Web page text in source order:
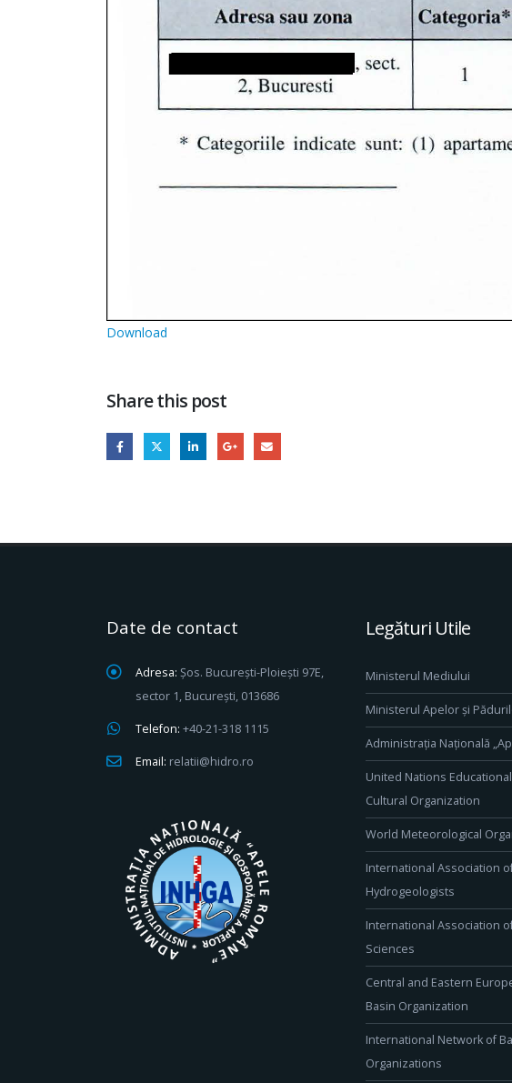
Download
Share this post
Date de contact
Adresa: Șos. București-Ploiești 97E,
sector 1, București, 013686
Telefon: +40-21-318 1115
Email: relatii@hidro.ro
Legături Utile
Ministerul Mediului
Ministerul Apelor și
Administrația Națională
United Nations
Cultural Organization
World Meteorological
International Association
Hydrogeologists
International Association
Sciences
Central and Eastern
Basin Organization
International Network of
Organizations